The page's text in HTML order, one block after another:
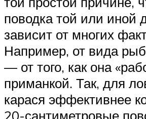
поводка той или иной
зависит от многих
Например, от вида
— от того, как она
приманкой. Так, для
карася эффективнее
20-сантиметровые